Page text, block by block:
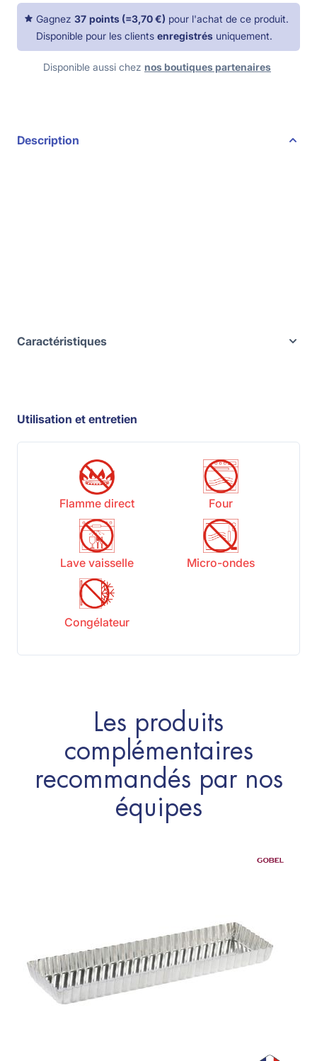
Gagnez 37 points (=3,70 €) pour l'achat de ce produit.
Disponible pour les clients enregistrés uniquement.
Disponible aussi chez nos boutiques partenaires
Description
Caractéristiques
Utilisation et entretien
Flamme direct Four
Lave vaisselle Micro-ondes
Congélateur
Les produits
complémentaires
recommandés par nos
équipes